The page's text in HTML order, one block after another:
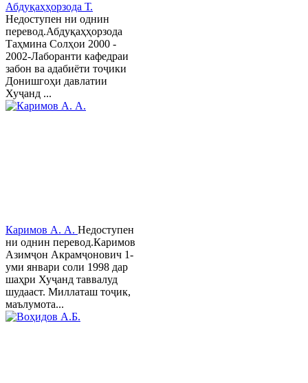
Абдуқаҳҳорзода Т.
Недоступен ни однин
перевод.Абдуқаҳҳорзода
Таҳмина Солҳои 2000 -
2002-Лаборанти кафедраи
забон ва адабиёти тоҷики
Донишгоҳи давлатии
Хуҷанд ...
Каримов А. А. Недоступен
ни однин перевод.Каримов
Азимҷон Акрамҷонович 1-
уми январи соли 1998 дар
шаҳри Хуҷанд таввалуд
шудааст. Миллаташ тоҷик,
маълумота...